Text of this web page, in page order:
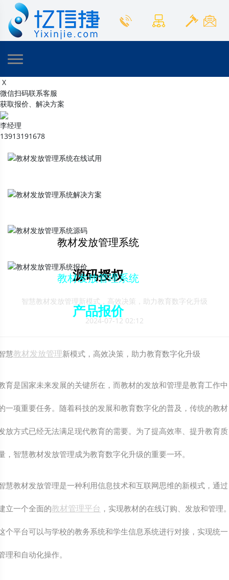
X
微信扫码联系客服
获取报价、解决方案
李经理
13913191678
在线试用
解决方案下载
教材发放管理系统
源码授权
教材发放管理系统
产品报价
智慧教材发放管理新模式，高效决策，助力教育数字化升级
2024-07-12 02:12
慧教材发放管理新模式，高效决策，助力教育数字化升级
育是国家未来发展的关键所在，而教材的发放和管理是教育工作中
一项重要任务。随着科技的发展和教育数字化的普及，传统的教材
放方式已经无法满足现代教育的需要。为了提高效率、提升教育质
，智慧教材发放管理成为教育数字化升级的重要一环。
慧教材发放管理是一种利用信息技术和互联网思维的新模式，通过
立一个全面的教材管理平台 ，实现教材的在线订购、发放和管理
个平台可以与学校的教务系统和学生信息系统进行对接，实现统一
理和自动化操作。